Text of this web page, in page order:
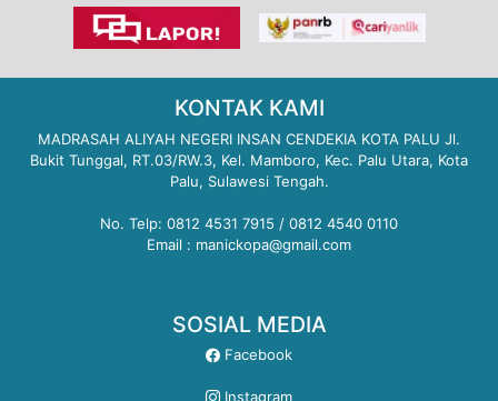
KONTAK KAMI
MADRASAH ALIYAH NEGERI INSAN CENDEKIA KOTA PALU Jl.
Bukit Tunggal, RT.03/RW.3, Kel. Mamboro, Kec. Palu Utara, Kota
Palu, Sulawesi Tengah.
No. Telp: 0812 4531 7915 / 0812 4540 0110
Email : manickopa@gmail.com
SOSIAL MEDIA
Facebook
Instagram